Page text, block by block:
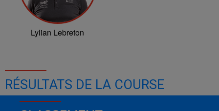
Lylian Lebreton
RÉSULTATS DE LA COURSE